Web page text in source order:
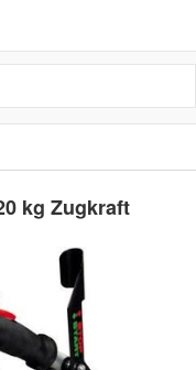
kg Zugkraft